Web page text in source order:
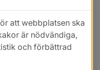
att webbplatsen ska
är nödvändiga,
och förbättrad